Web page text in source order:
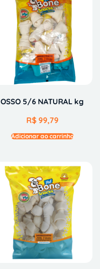
OSSO 5/6 NATURAL kg
R$99,79
Adicionar ao carrinho